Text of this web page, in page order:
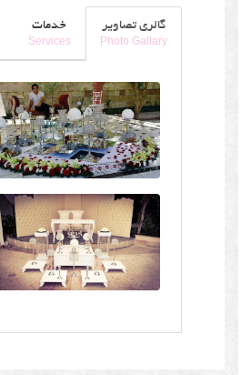
گالری تصاویر
Photo Gallary
خدمات
Services